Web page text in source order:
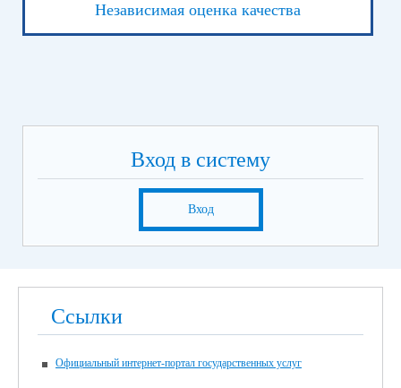
Независимая оценка качества
Вход в систему
Вход
Ссылки
Официальный интернет-портал государственных услуг